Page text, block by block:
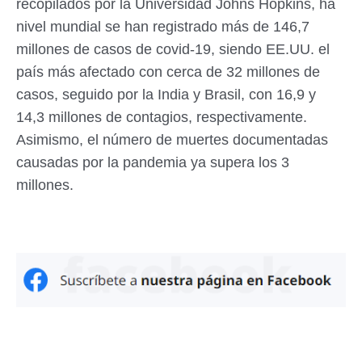
recopilados por la Universidad Johns Hopkins, ha
nivel mundial se han registrado más de 146,7
millones de casos de covid-19, siendo EE.UU. el
país más afectado con cerca de 32 millones de
casos, seguido por la India y Brasil, con 16,9 y
14,3 millones de contagios, respectivamente.
Asimismo, el número de muertes documentadas
causadas por la pandemia ya supera los 3
millones.